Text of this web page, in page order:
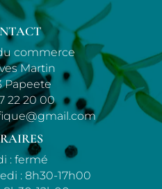
commerce
Martin
Papeete
22 20 00
: fermé
: 8h30-17h00